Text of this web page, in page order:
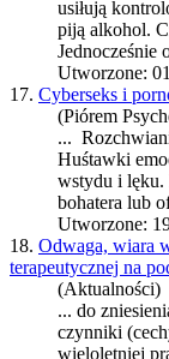
usiłują
piją alkohol.
Jednocześnie
Utworzone:
17. Cyberseks i
(Piórem
...
Huśtawki
wstydu i lęku.
bohatera lub
Utworzone:
18. Odwaga, wiara
terapeutycznej na
(Aktualności)
... do
czynniki
wieloletniej